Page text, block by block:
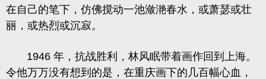
在自己的笔下，仿佛搅动一池潋滟春水，或萧瑟或壮
丽，或热烈或沉寂。
1946 年，抗战胜利，林风眠带着画作回到上海。
令他万万没有想到的是，在重庆画下的几百幅心血，